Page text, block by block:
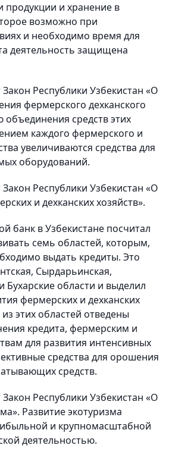
продукции и хранение в
возможно при
и необходимо время для
деятельность защищена
Республики Узбекистан «О
фермерского дехканского
объединения средств этих
каждого фермерского и
увеличиваются средства для
оборудований.
Республики Узбекистан «О
и дехканских хозяйств».
банк в Узбекистане посчитал
семь областей, которым,
выдать кредиты. Это
Сырдарьинская,
Бухарские области и выделил
фермерских и дехканских
этих областей отведены
кредита, фермерским и
для развития интенсивных
средства для орошения
средств.
Республики Узбекистан «О
Развитие экотуризма
и крупномасштабной
деятельностью.